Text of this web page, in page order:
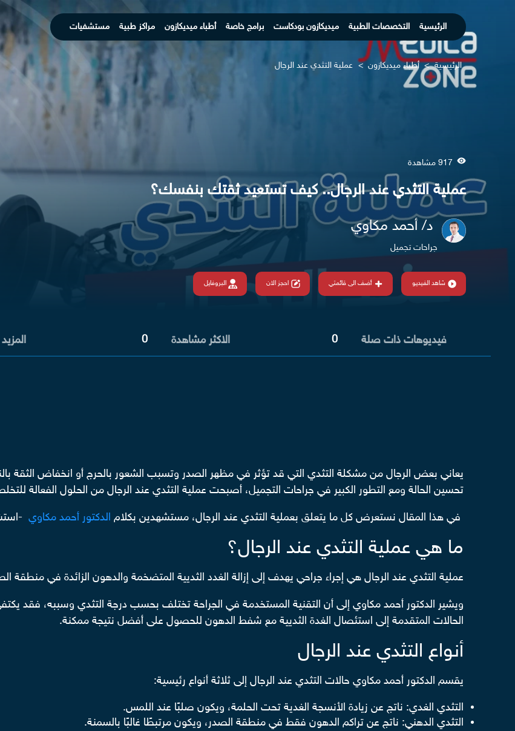
الرئيسية التخصصات الطبية ميديكازون بودكاست برامج خاصة أطباء ميديكازون مراكز طبية مستشفيات
الرئيسية > أطباء ميديكازون > عملية التثدي عند الرجال
917 مشاهدة
عملية التثدي عند الرجال.. كيف تستعيد ثقتك بنفسك؟
د/ أحمد مكاوي
جراحات تجميل
شاهد الفيديو أضف الى قائمتي احجز الان البروفايل
فيديوهات ذات صلة 0 الاكثر مشاهدة 0
يعاني بعض الرجال من مشكلة التثدي التي قد تؤثر في مظهر الصدر وتسبب الشعور بالحرج أو انخفاض الثقة
تحسين الحالة ومع التطور الكبير في جراحات التجميل، أصبحت عملية التثدي عند الرجال من الحلول الفعالة
في هذا المقال نستعرض كل ما يتعلق بعملية التثدي عند الرجال، مستشهدين بكلامالدكتور أحمد مكاوي-
ما هي عملية التثدي عند الرجال؟
عملية التثدي عند الرجال هي إجراء جراحي يهدف إلى إزالة الغدد الثديية المتضخمة والدهون الزائدة في
ويشير الدكتور أحمد مكاوي إلى أن التقنية المستخدمة في الجراحة تختلف بحسب درجة التثدي وسببه، فقد
الحالات المتقدمة إلى استئصال الغدة الثديية مع شفط الدهون للحصول على أفضل نتيجة ممكنة.
أنواع التثدي عند الرجال
يقسم الدكتور أحمد مكاوي حالات التثدي عند الرجال إلى ثلاثة أنواع رئيسية:
التثدي الغدي: ناتج عن زيادة الأنسجة الغدية تحت الحلمة، ويكون صلبًا عند اللمس.
التثدي الدهني: ناتج عن تراكم الدهون فقط في منطقة الصدر، ويكون مرتبطًا غالبًا بالسمنة.